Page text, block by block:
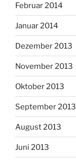
Februar 2014
Januar 2014
Dezember 2013
November 2013
Oktober 2013
September 2013
August 2013
Juni 2013